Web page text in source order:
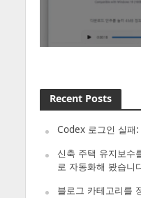
Recent Posts
Codex 로그인 실
신축 주택 유지보
로 자동화해 봤습니
블로그 카테고리를